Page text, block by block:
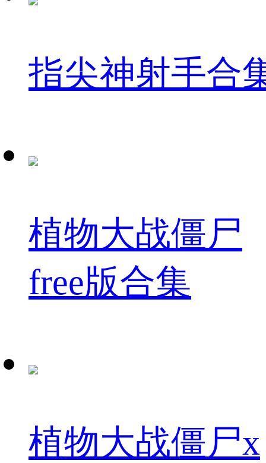
指尖神射手合
植物大战僵尸
free版合集
植物大战僵尸x